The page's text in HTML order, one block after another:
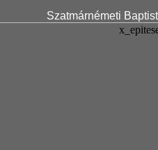
Szatmárnémeti